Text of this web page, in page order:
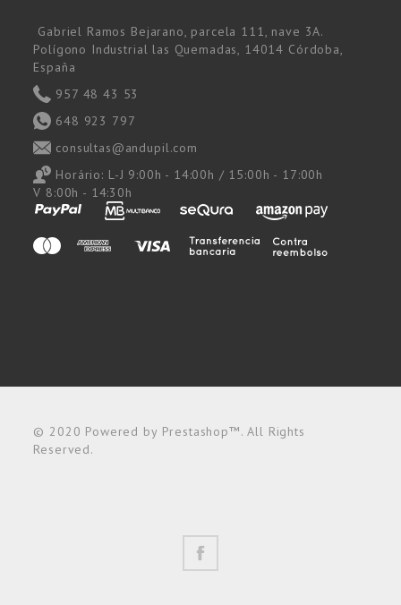
Gabriel Ramos Bejarano, parcela 111, nave 3A.
Polígono Industrial las Quemadas, 14014 Córdoba,
España
957 48 43 53
648 923 797
consultas@andupil.com
Horário: L-J 9:00h - 14:00h / 15:00h - 17:00h
V 8:00h - 14:30h
© 2020 Powered by Prestashop™. All Rights
Reserved.